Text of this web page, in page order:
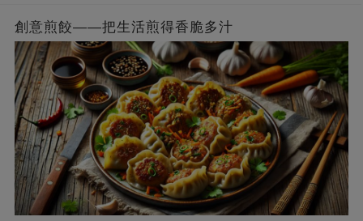
創意煎餃——把生活煎得香脆多汁